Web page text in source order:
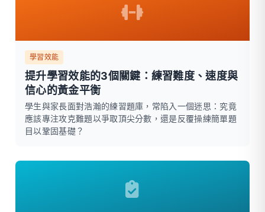
學習效能
提升學習效能的3個關鍵：練習難度、速度與
信心的黃金平衡
學生與家長面對浩瀚的練習題庫，常陷入一個迷思：究竟
應該專注攻克難題以爭取頂尖分數，還是反覆操練簡單題
目以鞏固基礎？